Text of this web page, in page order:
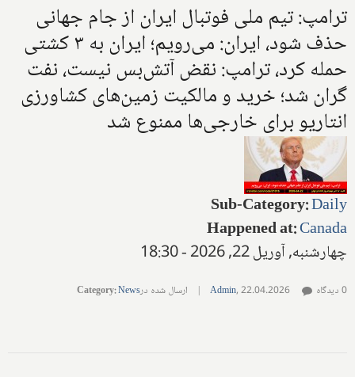
ترامپ: تیم ملی فوتبال ایران از جام جهانی
حذف شود، ایران: می‌رویم؛ ایران به ۳ کشتی
حمله کرد، ترامپ: نقض آتش‌بس نیست، نفت
گران شد؛ خرید و مالکیت زمین‌های کشاورزی
انتاریو برای خارجی‌ها ممنوع شد
Sub-Category:Daily
Happened at:Canada
چهارشنبه, آوریل 22, 2026 - 18:30
Admin,22.04.2026
| ارسال شده در Category:News 0 دیدگاه